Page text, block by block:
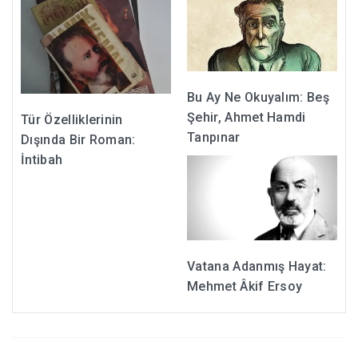
Tür Özelliklerinin
Dışında Bir Roman:
İntibah
Bu Ay Ne Okuyalım: Beş
Şehir, Ahmet Hamdi
Tanpınar
Vatana Adanmış Hayat:
Mehmet Âkif Ersoy